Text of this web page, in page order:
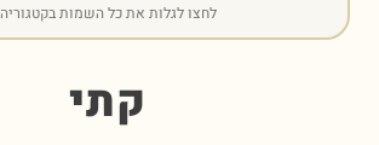
לחצו לגלות את כל השמות בקטגוריה
קתי